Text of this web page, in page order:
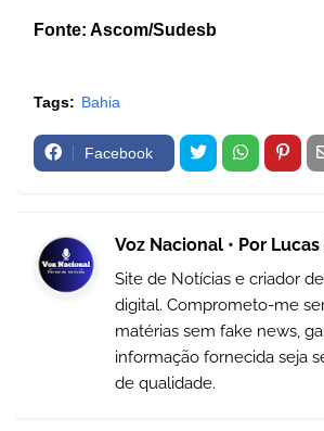
Fonte: Ascom/Sudesb
Tags: Bahia
Facebook
Voz Nacional • Por Lucas
Site de Notícias e criador
digital. Comprometo-me
matérias sem fake news,
informação fornecida seja
de qualidade.